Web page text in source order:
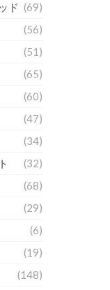
ド (69)
(56)
(51)
(65)
(60)
(47)
(34)
(32)
(68)
(29)
(6)
(19)
(148)